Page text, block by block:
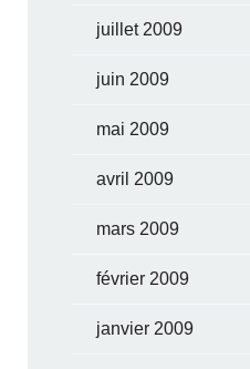
juillet 2009
juin 2009
mai 2009
avril 2009
mars 2009
février 2009
janvier 2009